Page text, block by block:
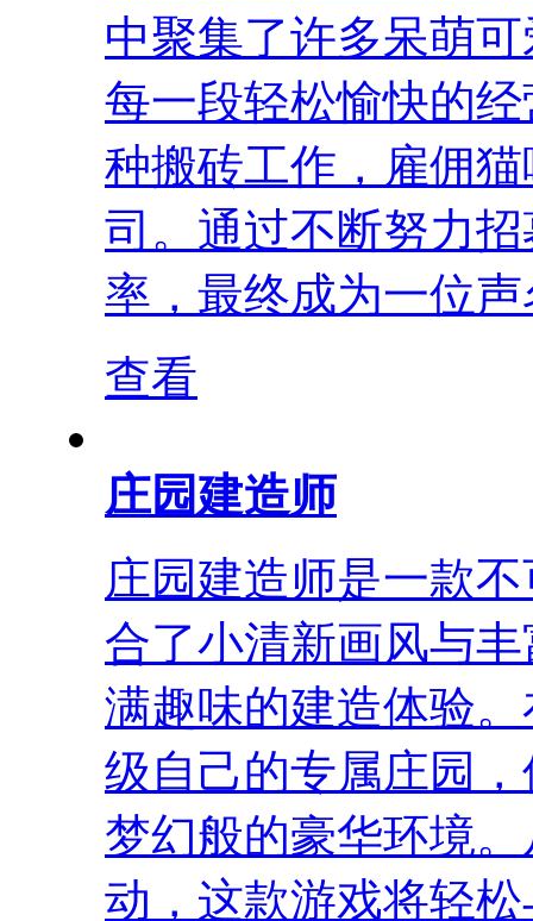
中聚集了许多呆萌
每一段轻松愉快的
种搬砖工作，雇佣
司。通过不断努力
率，最终成为一位
查看
庄园建造师
庄园建造师是一款
合了小清新画风与
满趣味的建造体验
级自己的专属庄园
梦幻般的豪华环境
动，这款游戏将轻